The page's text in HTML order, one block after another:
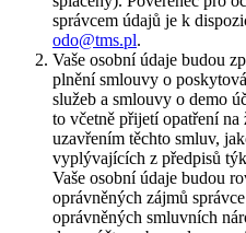
správcem údajů je k
odo@tms.pl.
Vaše osobní údaje budou
plnění smlouvy o
služeb a smlouvy o demo
to včetně přijetí opatření na
uzavřením těchto smluv,
vyplývajících z předpisů
Vaše osobní údaje budou
oprávněných zájmů
oprávněných smluvních